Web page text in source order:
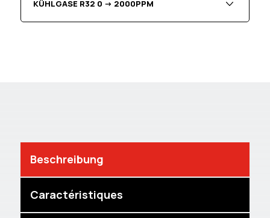
KÜHLGASE R32 0 -> 2000PPM
Beschreibung
Caractéristiques